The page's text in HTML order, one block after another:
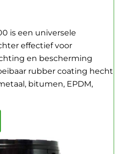
is een universele
effectief voor
en bescherming
rubber coating hecht
bitumen, EPDM,